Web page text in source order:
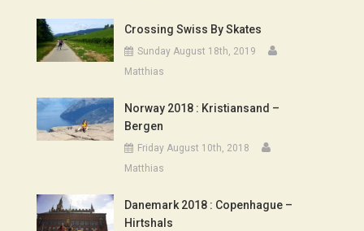
Crossing Swiss By Skates
Sunday August 18th, 2019
Matthias
Norway 2018 : Kristiansand –
Bergen
Friday August 10th, 2018
Matthias
Danemark 2018 : Copenhague –
Hirtshals